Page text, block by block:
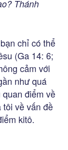
Thánh
chỉ có thể
(Ga 14: 6;
cảm với
như quá
điểm về
tôi về vấn đề
kitô.